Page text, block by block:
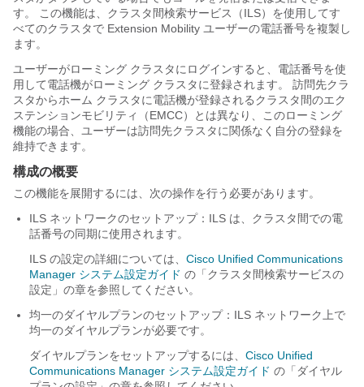
す。 この機能は、クラスタ間検索サービス（ILS）を使用してす
べてのクラスタで Extension Mobility ユーザーの電話番号を複製し
ます。
ユーザーがローミング クラスタにログインすると、電話番号を使
用して電話機がローミング クラスタに登録されます。 訪問先クラ
スタからホーム クラスタに電話機が登録されるクラスタ間のエク
ステンションモビリティ（EMCC）とは異なり、このローミング
機能の場合、ユーザーは訪問先クラスタに関係なく自分の登録を
維持できます。
構成の概要
この機能を展開するには、次の操作を行う必要があります。
ILS ネットワークのセットアップ：ILS は、クラスタ間での電
話番号の同期に使用されます。
ILS の設定の詳細については、 Cisco Unified Communications
Manager システム設定ガイド の「クラスタ間検索サービスの
設定」の章を参照してください。
均一のダイヤルプランのセットアップ：ILS ネットワーク上で
均一のダイヤルプランが必要です。
ダイヤルプランをセットアップするには、 Cisco Unified
Communications Manager システム設定ガイド の「ダイヤル